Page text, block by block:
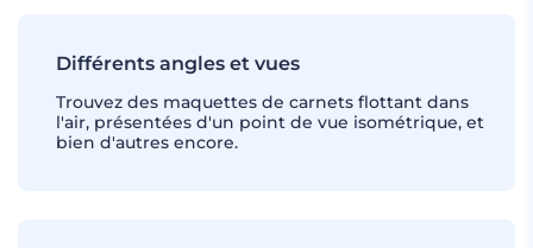
Différents angles et vues
Trouvez des maquettes de carnets flottant dans
l'air, présentées d'un point de vue isométrique, et
bien d'autres encore.